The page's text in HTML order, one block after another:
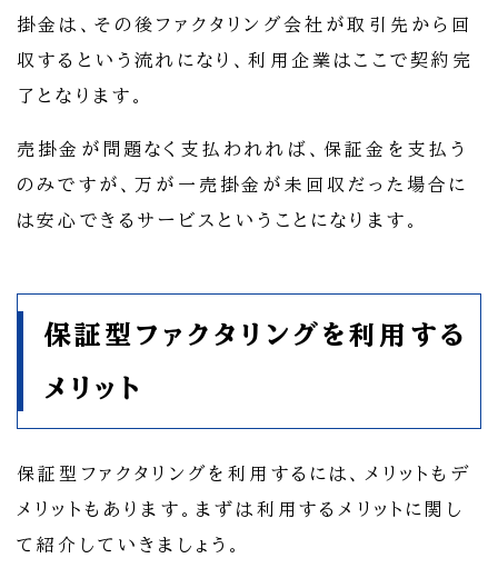
掛金は、その後ファクタリング会社が取引先から回
収するという流れになり、利用企業はここで契約完
了となります。
売掛金が問題なく支払われれば、保証金を支払う
のみですが、万が一売掛金が未回収だった場合に
は安心できるサービスということになります。
保証型ファクタリングを利用する
メリット
保証型ファクタリングを利用するには、メリットもデ
メリットもあります。まずは利用するメリットに関し
て紹介していきましょう。